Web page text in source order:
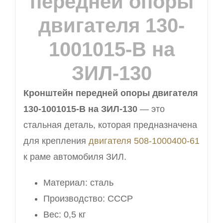
двигателя 130-
1001015-В на
ЗИЛ-130
Кронштейн передней опоры двигателя
130-1001015-В на ЗИЛ-130 — это
стальная деталь, которая предназначена
для крепления двигателя 508-1000400-61
к раме автомобиля ЗИЛ.
Материал: сталь
Производство: СССР
Вес: 0,5 кг